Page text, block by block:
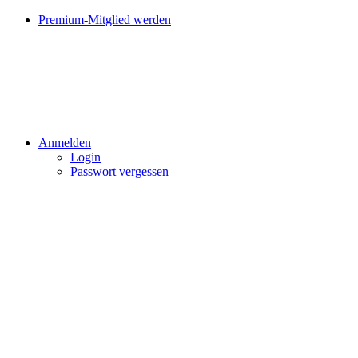
Premium-Mitglied werden
Anmelden
Login
Passwort vergessen